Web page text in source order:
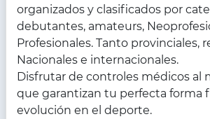
organizados y clasificados por
debutantes, amateurs,
Profesionales. Tanto provinciales,
Nacionales e internacionales.
Disfrutar de controles médicos al
que garantizan tu perfecta forma
evolución en el deporte.